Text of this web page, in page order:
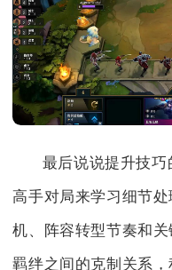
最后说说提升技
高手对局来学习细节
机、阵容转型节奏和
羁绊之间的克制关系